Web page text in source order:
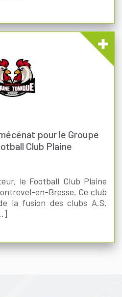
pour le Groupe
Club Plaine
le Football Club Plaine
en-Bresse. Ce club
la fusion des clubs A.S.